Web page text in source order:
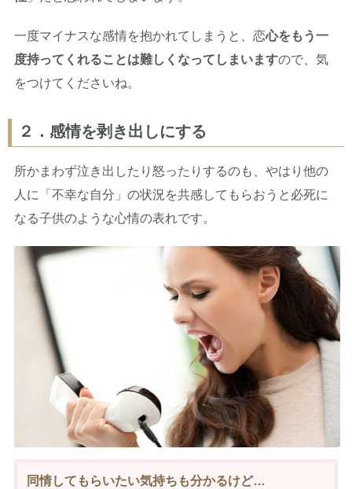
一度マイナスな感情を抱かれてしまうと、恋心をもう一
度持ってくれることは難しくなってしまいますので、気
をつけてくださいね。
２．感情を剥き出しにする
所かまわず泣き出したり怒ったりするのも、やはり他の
人に「不幸な自分」の状況を共感してもらおうと必死に
なる子供のような心情の表れです。
同情してもらいたい気持ちも分かるけど…